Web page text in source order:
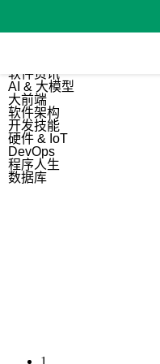
软件资讯
AI & 大模型
大前端
软件架构
开发技能
硬件 & IoT
DevOps
程序人生
数据库
1